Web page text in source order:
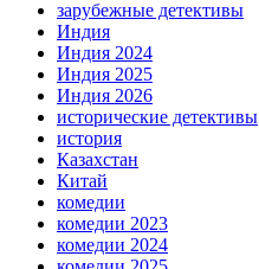
зарубежные детективы
Индия
Индия 2024
Индия 2025
Индия 2026
исторические детективы
история
Казахстан
Китай
комедии
комедии 2023
комедии 2024